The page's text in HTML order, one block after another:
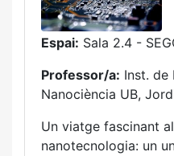
Espai: Sala 2.4 -
Professor/a: Inst. de
Nanociència UB,
Un viatge fascinant
nanotecnologia: un